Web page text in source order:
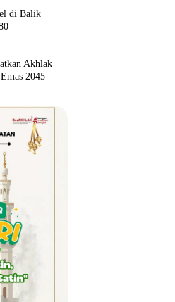
di Balik
Akhlak
2045